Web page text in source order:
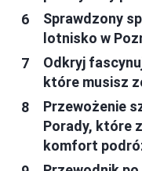
Sprawdzony
lotnisko w
Odkryj
które musisz
Przewożenie
Porady, które
komfort